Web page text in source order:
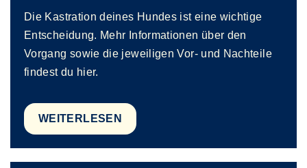
Die Kastration deines Hundes ist eine wichtige
Entscheidung. Mehr Informationen über den
Vorgang sowie die jeweiligen Vor- und Nachteile
findest du hier.
WEITERLESEN